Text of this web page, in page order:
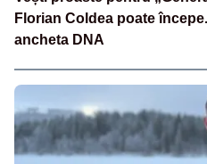
Florian Coldea poate
ancheta DNA